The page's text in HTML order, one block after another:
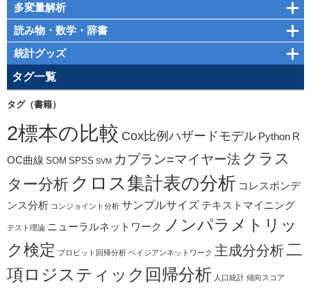
多変量解析
読み物・数学・辞書
統計グッズ
タグ一覧
タグ（書籍）
2標本の比較 Cox比例ハザードモデル Python R
OC曲線 SOM SPSS SVM カプラン=マイヤー法 クラス
ター分析 クロス集計表の分析 コレスポンデ
ンス分析 コンジョイント分析 サンプルサイズ テキストマイニング
テスト理論 ニューラルネットワーク
ノンパラメトリッ
ク検定 プロビット回帰分析 ベイジアンネットワーク 主成分分析二
項ロジスティック回帰分析 人口統計 傾向スコア